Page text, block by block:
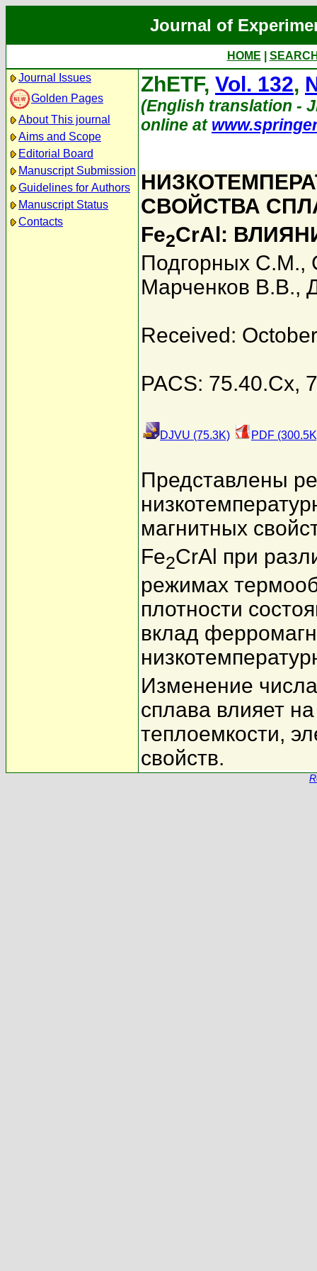
Journal of
HOME
Journal Issues
Golden Pages
About This journal
Aims and Scope
Editorial Board
Manuscript Submission
Guidelines for Authors
Manuscript Status
Contacts
ZhETF, Vol. 132,
(English translation -
online at
СВОЙСТВА
Fe2CrAl:
Подгорных С.М.,
Марченков В.В.,
Received:
PACS: 75.40.Cx,
DJVU (75.3K) PDF
Представлены
магнитных
Fe2CrAl при
режимах
плотности
вклад
Изменение
сплава влияет
теплоемкости,
свойств.